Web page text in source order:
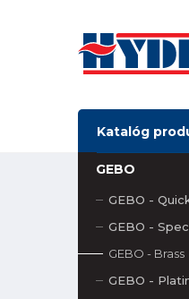
Katalóg
GEBO
GEBO -
GEBO -
GEBO - Brass
GEBO -